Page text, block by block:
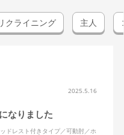
クライニング 主人
2025.5.16
なりました
ドレスト付きタイプ／可動肘／ホ